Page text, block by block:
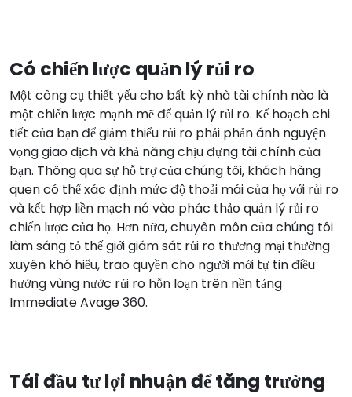
Có chiến lược quản lý rủi ro
Một công cụ thiết yếu cho bất kỳ nhà tài chính nào là
một chiến lược mạnh mẽ để quản lý rủi ro. Kế hoạch chi
tiết của bạn để giảm thiểu rủi ro phải phản ánh nguyện
vọng giao dịch và khả năng chịu đựng tài chính của
bạn. Thông qua sự hỗ trợ của chúng tôi, khách hàng
quen có thể xác định mức độ thoải mái của họ với rủi ro
và kết hợp liền mạch nó vào phác thảo quản lý rủi ro
chiến lược của họ. Hơn nữa, chuyên môn của chúng tôi
làm sáng tỏ thế giới giám sát rủi ro thương mại thường
xuyên khó hiểu, trao quyền cho người mới tự tin điều
hướng vùng nước rủi ro hỗn loạn trên nền tảng
Immediate Avage 360.
Tái đầu tư lợi nhuận để tăng trưởng